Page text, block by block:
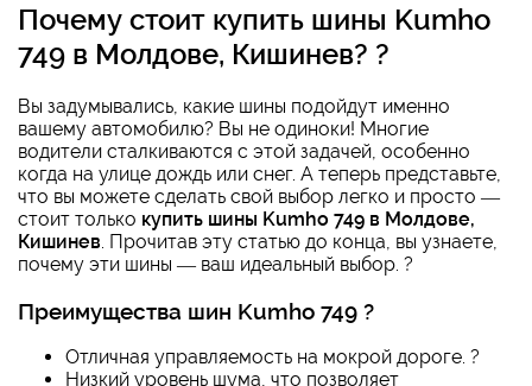
Почему стоит купить шины Kumho
749 в Молдове, Кишинев? ?
Вы задумывались, какие шины подойдут именно
вашему автомобилю? Вы не одиноки! Многие
водители сталкиваются с этой задачей, особенно
когда на улице дождь или снег. А теперь представьте,
что вы можете сделать свой выбор легко и просто —
стоит только купить шины Kumho 749 в Молдове,
Кишинев. Прочитав эту статью до конца, вы узнаете,
почему эти шины — ваш идеальный выбор. ?
Преимущества шин Kumho 749 ?
Отличная управляемость на мокрой дороге. ?️
Низкий уровень шума, что позволяет